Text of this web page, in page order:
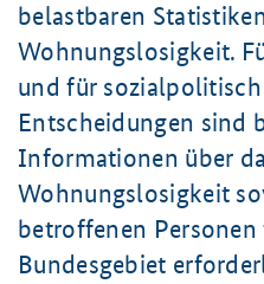
belastbaren
Wohnungslosigkeit.
und für
Entscheidungen sind
Informationen über
Wohnungslosigkeit
betroffenen Personen
Bundesgebiet